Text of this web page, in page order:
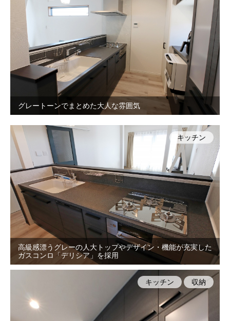
グレートーンでまとめた大人な雰囲気
高級感漂うグレーの人大トップやデザイン・機能が充実した
ガスコンロ「デリシア」を採用
キッチン
キッチン 収納